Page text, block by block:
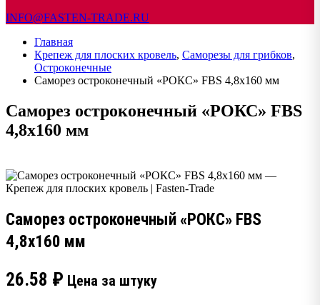
INFO@FASTEN-TRADE.RU
Главная
Крепеж для плоских кровель, Саморезы для грибков,
Остроконечные
Саморез остроконечный «РОКС» FBS 4,8х160 мм
Саморез остроконечный «РОКС» FBS
4,8х160 мм
Саморез остроконечный «РОКС» FBS
4,8х160 мм
26.58 ₽ Цена за штуку